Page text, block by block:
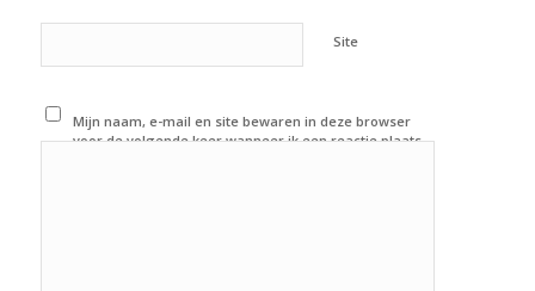
Site
Mijn naam, e-mail en site bewaren in deze browser
voor de volgende keer wanneer ik een reactie plaats.